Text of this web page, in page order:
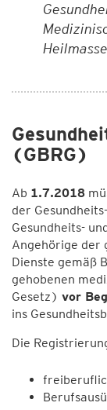
(GBRG)
Ab 1.7.2018
der
Gesundheits-
Angehörige der
Dienste gemäß
gehobenen
Gesetz) vor
ins
Die